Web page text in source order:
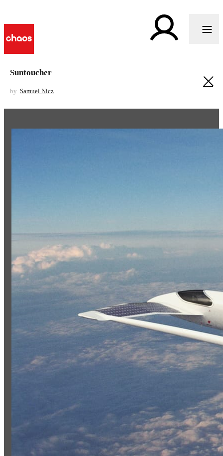
Suntoucher
by Samuel Nicz